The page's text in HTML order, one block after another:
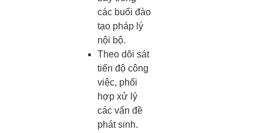
các buổi đào
tạo pháp lý
nội bộ.
Theo dõi sát
tiến độ công
việc, phối
hợp xử lý
các vấn đề
phát sinh.